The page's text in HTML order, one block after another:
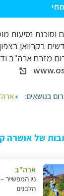
וסוכנת
8 חודשים
מזרח ארה"ב
בנושאים:
של אושרה
ארה"ב
ניו המפשייר
הלבנים